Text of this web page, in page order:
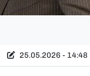
25.05.2026 - 14:48